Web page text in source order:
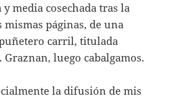
media cosechada tras la
páginas, de una
carril, titulada
. Graznan, luego cabalgamos.
la difusión de mis